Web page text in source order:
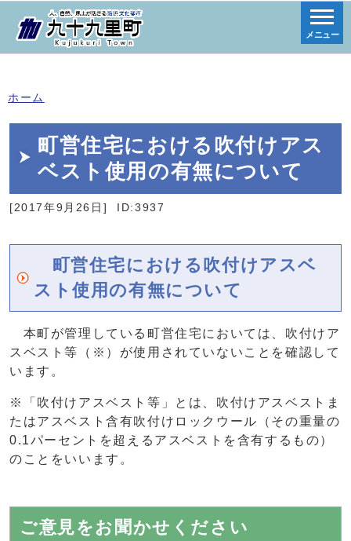
メニュー
ホーム
町営住宅における吹付けアス
ベスト使用の有無について
[2017年9月26日] ID:3937
町営住宅における吹付けアスベ
スト使用の有無について
本町が管理している町営住宅においては、吹付けア
スベスト等（※）が使用されていないことを確認して
います。
※「吹付けアスベスト等」とは、吹付けアスベストま
たはアスベスト含有吹付けロックウール（その重量の
0.1パーセントを超えるアスベストを含有するもの）
のことをいいます。
ご意見をお聞かせください